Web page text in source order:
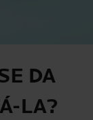
DA
LA?